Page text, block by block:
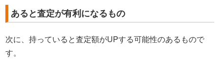
あると査定が有利になるもの
次に、持っていると査定額がUPする可能性のあるもので
す。